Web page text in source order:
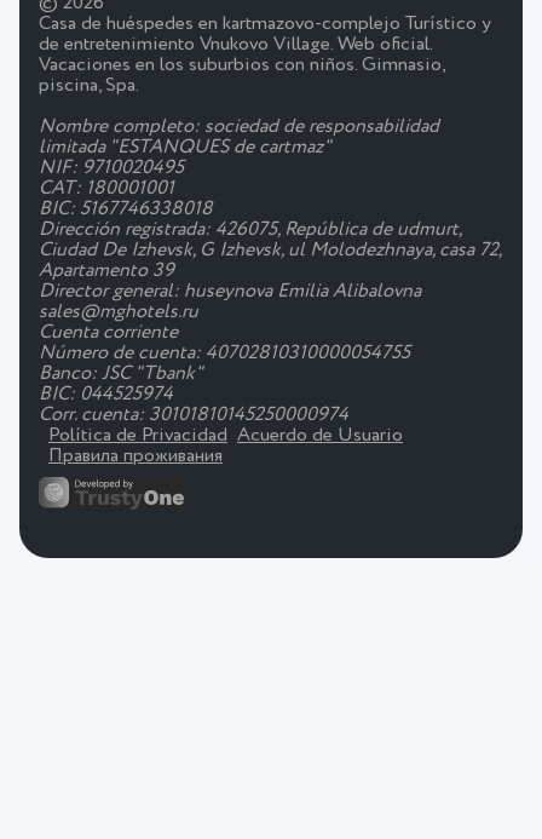
© 2026
Casa de huéspedes en kartmazovo-complejo Turístico y
de entretenimiento Vnukovo Village. Web oficial.
Vacaciones en los suburbios con niños. Gimnasio,
piscina, Spa.
Nombre completo: sociedad de responsabilidad
limitada "ESTANQUES de cartmaz"
NIF: 9710020495
CAT: 180001001
BIC: 5167746338018
Dirección registrada: 426075, República de udmurt,
Ciudad De Izhevsk, G Izhevsk, ul Molodezhnaya, casa 72,
Apartamento 39
Director general: huseynova Emilia Alibalovna
sales@mghotels.ru
Cuenta corriente
Número de cuenta: 40702810310000054755
Banco: JSC "Tbank"
BIC: 044525974
Corr. cuenta: 30101810145250000974
Política de Privacidad Acuerdo de Usuario
Правила проживания